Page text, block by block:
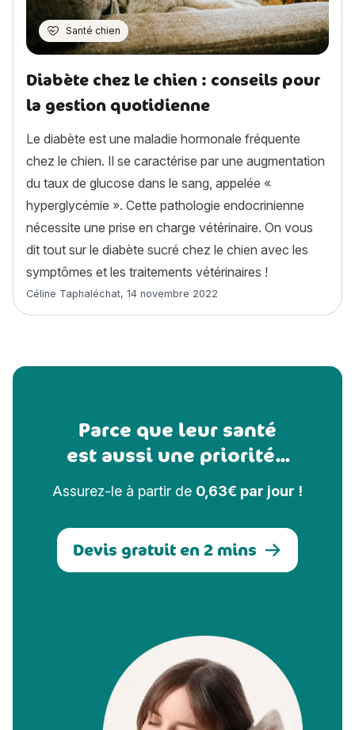
Santé chien
Diabète chez le chien : conseils pour
la gestion quotidienne
Le diabète est une maladie hormonale fréquente
chez le chien. Il se caractérise par une augmentation
du taux de glucose dans le sang, appelée «
hyperglycémie ». Cette pathologie endocrinienne
nécessite une prise en charge vétérinaire. On vous
dit tout sur le diabète sucré chez le chien avec les
symptômes et les traitements vétérinaires !
Article rédigé par
Céline Taphaléchat, 14 novembre 2022
Parce que leur santé
est aussi une priorité...
Assurez-le à partir de 0,63€ par jour !
Devis gratuit en 2 mins